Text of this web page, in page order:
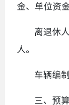
金、单位资
离退休
人。
车辆编
三、预